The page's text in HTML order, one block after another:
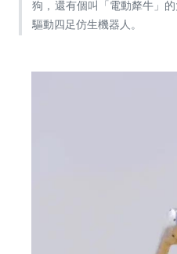
狗，還有個叫「電動犛牛」
驅動四足仿生機器人。